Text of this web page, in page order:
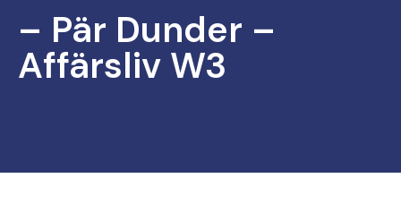
– Pär Dunder –
Affärsliv W3